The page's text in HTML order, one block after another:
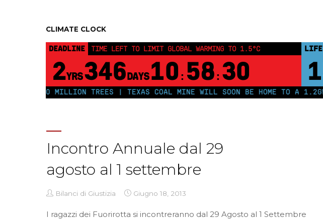
CLIMATE CLOCK
DEADLINE TIME LEFT TO LIMIT GLOBAL WARMING TO 1.5°C
2YRS346DAYS 10 : 58 : 30
250 MILLION TREES | TEXAS COAL MINE WILL SOON BE HOME TO A 1.2GW
Incontro Annuale dal 29
agosto al 1 settembre
Bilanci di Giustizia Giugno 18, 2013
I ragazzi dei Fuorirotta si incontreranno dal 29 Agosto al 1 Settembre